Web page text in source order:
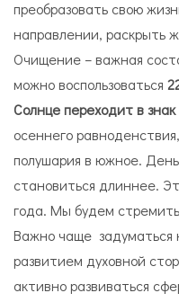
преобразовать свою
направлении, раскрыть
Очищение – важная
можно воспользоваться
Солнце переходит в
осеннего
полушария в южное.
становиться длиннее.
года. Мы будем
Важно чаще задуматься
развитием духовной
активно развиваться